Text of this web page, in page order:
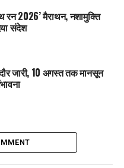
और एसडीएम के बीच तीखी
रन 2026’ मैराथन, नशामुक्ति
संदेश
जारी, 10 अगस्त तक मानसून